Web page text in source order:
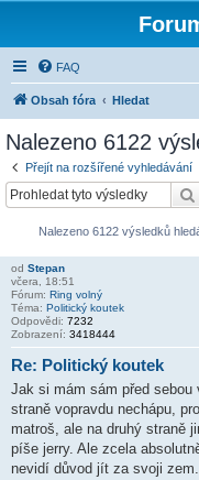
FAQ
Obsah fóra Hledat
Nalezeno 6122
Přejít na rozšířené vyhledávání
Nalezeno 6122 výsledků
od Stepan
včera, 18:51
Fórum: Ring volný
Téma: Politický koutek
Odpovědi: 7232
Zobrazení: 3418444
Re: Politický koutek
Jak si mám sám před
straně vopravdu nechápu,
matroš, ale na druhý straně
píše jerry. Ale zcela
nevidí důvod jít za svoji